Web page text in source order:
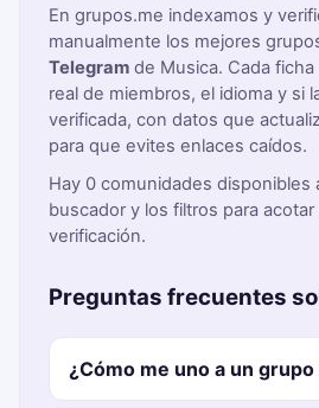
En grupos.me indexamos y
manualmente los mejores
Telegram de Musica. Cada
real de miembros, el idioma y si
verificada, con datos que
para que evites enlaces caídos.
Hay 0 comunidades disponibles
buscador y los filtros para
verificación.
Preguntas frecuentes
¿Cómo me uno a un